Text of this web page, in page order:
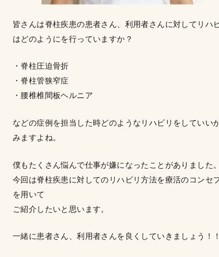
皆さんは脊柱疾患の患者さん、利用者さんに対してリハ
はどのようにを行っていますか？
・脊柱圧迫骨折
・脊柱管狭窄症
・腰椎椎間板ヘルニア
などの症例を担当した時どのようなリハビリをしていい
みますよね。
僕もたくさん悩んで仕事が嫌になったことがありました
今回は脊柱疾患に対してのリハビリ方法を療活のコンセ
を用いて
ご紹介したいと思います。
一緒に患者さん、利用者さんを良くしていきましょう！